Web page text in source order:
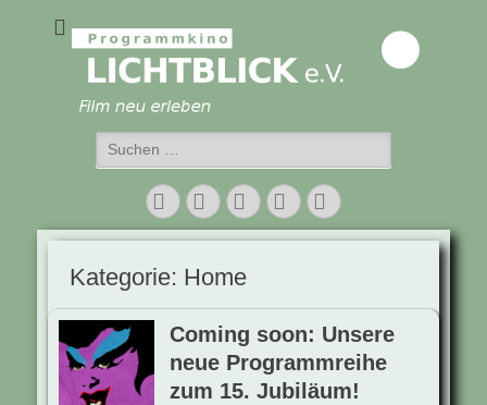
Programmkino
Lichtblick e.V.
Suchen
nach:
Facebook
Twitter
E-
Mail
VimeoInstagram
Kategorie: Home
Coming soon: Unsere
neue Programmreihe
zum 15. Jubiläum!